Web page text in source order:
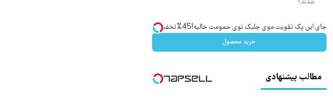
شدند؟
جای این پک تقویت موی جلبک توی حمومت خالیه!45%تخفیف
خرید محصول
مطالب پیشنهادی